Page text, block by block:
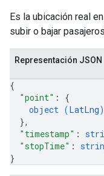
Es la ubicación real
subir o bajar
Representación JSON
{
"point" : {
object (LatLng)
},
"timestamp" :
"stopTime" :
}